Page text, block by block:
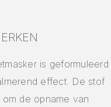
is geformuleerd
effect. De stof
de opname van